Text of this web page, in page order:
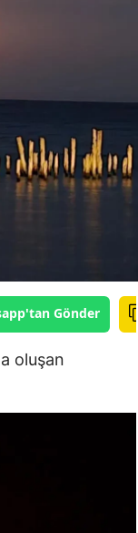
Gönder
oluşan